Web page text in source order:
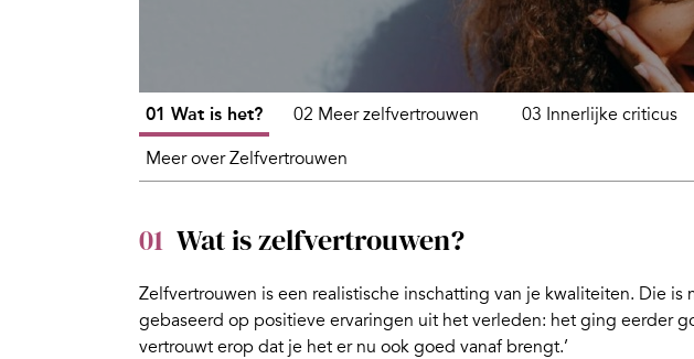
01 Wat is het? 02 Meer zelfvertrouwen 03 Innerlijke criticus
Meer over Zelfvertrouwen
01 Wat is zelfvertrouwen?
Zelfvertrouwen is een realistische inschatting van je kwaliteiten. Die is
gebaseerd op positieve ervaringen uit het verleden: het ging eerder
vertrouwt erop dat je het er nu ook goed vanaf brengt.’